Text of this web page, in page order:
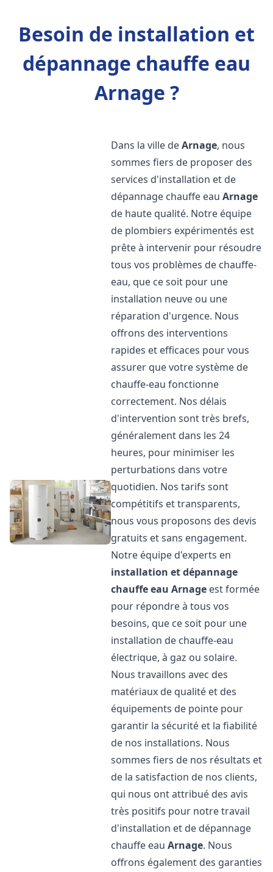
Besoin de installation et
dépannage chauffe eau
Arnage ?
Dans la ville deArnage, nous
sommes fiers de proposer des
services d'installation et de
dépannage chauffe eauArnage
de haute qualité. Notre équipe
de plombiers expérimentés est
prête à intervenir pour résoudre
tous vos problèmes de chauffe-
eau, que ce soit pour une
installation neuve ou une
réparation d'urgence. Nous
offrons des interventions
rapides et efficaces pour vous
assurer que votre système de
chauffe-eau fonctionne
correctement. Nos délais
d'intervention sont très brefs,
généralement dans les 24
heures, pour minimiser les
perturbations dans votre
quotidien. Nos tarifs sont
compétitifs et transparents,
nous vous proposons des devis
gratuits et sans engagement.
Notre équipe d'experts en
installation et dépannage
chauffe eau Arnage est formée
pour répondre à tous vos
besoins, que ce soit pour une
installation de chauffe-eau
électrique, à gaz ou solaire.
Nous travaillons avec des
matériaux de qualité et des
équipements de pointe pour
garantir la sécurité et la fiabilité
de nos installations. Nous
sommes fiers de nos résultats et
de la satisfaction de nos clients,
qui nous ont attribué des avis
très positifs pour notre travail
d'installation et de dépannage
chauffe eauArnage. Nous
offrons également des garanties